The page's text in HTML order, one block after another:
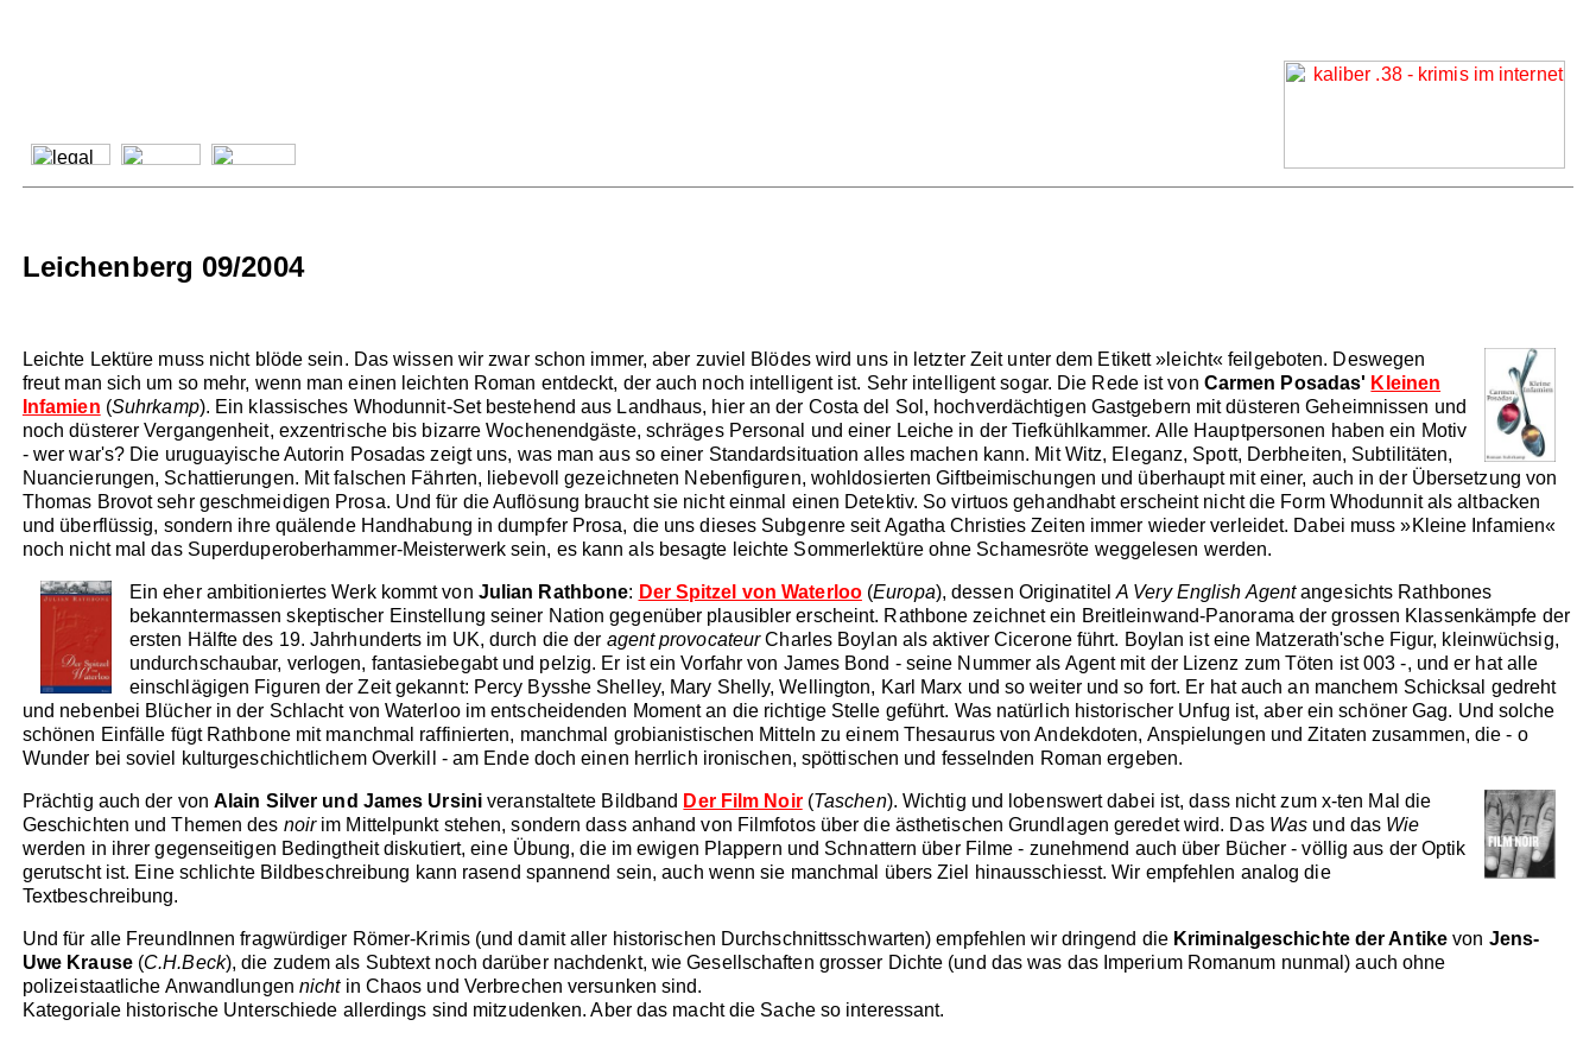
Leichenberg 09/2004
Leichte Lektüre muss nicht blöde sein. Das wissen wir zwar schon immer, aber zuviel Blödes wird uns in letzter Zeit unter dem Etikett »leicht« feilgeboten. Deswegen
freut man sich um so mehr, wenn man einen leichten Roman entdeckt, der auch noch intelligent ist. Sehr intelligent sogar. Die Rede ist von Carmen Posadas' Kleinen
Infamien (Suhrkamp). Ein klassisches Whodunnit-Set bestehend aus Landhaus, hier an der Costa del Sol, hochverdächtigen Gastgebern mit düsteren Geheimnissen und
noch düsterer Vergangenheit, exzentrische bis bizarre Wochenendgäste, schräges Personal und einer Leiche in der Tiefkühlkammer. Alle Hauptpersonen haben ein Motiv
- wer war's? Die uruguayische Autorin Posadas zeigt uns, was man aus so einer Standardsituation alles machen kann. Mit Witz, Eleganz, Spott, Derbheiten, Subtilitäten,
Nuancierungen, Schattierungen. Mit falschen Fährten, liebevoll gezeichneten Nebenfiguren, wohldosierten Giftbeimischungen und überhaupt mit einer, auch in der Übersetzung von
Thomas Brovot sehr geschmeidigen Prosa. Und für die Auflösung braucht sie nicht einmal einen Detektiv. So virtuos gehandhabt erscheint nicht die Form Whodunnit als altbacken
und überflüssig, sondern ihre quälende Handhabung in dumpfer Prosa, die uns dieses Subgenre seit Agatha Christies Zeiten immer wieder verleidet. Dabei muss »Kleine Infamien«
noch nicht mal das Superduperoberhammer-Meisterwerk sein, es kann als besagte leichte Sommerlektüre ohne Schamesröte weggelesen werden.
Ein eher ambitioniertes Werk kommt von Julian Rathbone: Der Spitzel von Waterloo(Europa), dessen OriginatitelA Very English Agentangesichts Rathbones
bekanntermassen skeptischer Einstellung seiner Nation gegenüber plausibler erscheint. Rathbone zeichnet ein Breitleinwand-Panorama der grossen Klassenkämpfe der
ersten Hälfte des 19. Jahrhunderts im UK, durch die der agent provocateurCharles Boylan als aktiver Cicerone führt. Boylan ist eine Matzerath'sche Figur, kleinwüchsig,
undurchschaubar, verlogen, fantasiebegabt und pelzig. Er ist ein Vorfahr von James Bond - seine Nummer als Agent mit der Lizenz zum Töten ist 003 -, und er hat alle
einschlägigen Figuren der Zeit gekannt: Percy Bysshe Shelley, Mary Shelly, Wellington, Karl Marx und so weiter und so fort. Er hat auch an manchem Schicksal gedreht
und nebenbei Blücher in der Schlacht von Waterloo im entscheidenden Moment an die richtige Stelle geführt. Was natürlich historischer Unfug ist, aber ein schöner Gag. Und solche
schönen Einfälle fügt Rathbone mit manchmal raffinierten, manchmal grobianistischen Mitteln zu einem Thesaurus von Andekdoten, Anspielungen und Zitaten zusammen, die - o
Wunder bei soviel kulturgeschichtlichem Overkill - am Ende doch einen herrlich ironischen, spöttischen und fesselnden Roman ergeben.
Prächtig auch der vonAlain Silver und James Ursini veranstaltete Bildband Der Film Noir(Taschen). Wichtig und lobenswert dabei ist, dass nicht zum x-ten Mal die
Geschichten und Themen des noirim Mittelpunkt stehen, sondern dass anhand von Filmfotos über die ästhetischen Grundlagen geredet wird. Das Was und das Wie
werden in ihrer gegenseitigen Bedingtheit diskutiert, eine Übung, die im ewigen Plappern und Schnattern über Filme - zunehmend auch über Bücher - völlig aus der Optik
gerutscht ist. Eine schlichte Bildbeschreibung kann rasend spannend sein, auch wenn sie manchmal übers Ziel hinausschiesst. Wir empfehlen analog die
Textbeschreibung.
Und für alle FreundInnen fragwürdiger Römer-Krimis (und damit aller historischen Durchschnittsschwarten) empfehlen wir dringend die Kriminalgeschichte der Antike von Jens-
Uwe Krause(C.H.Beck), die zudem als Subtext noch darüber nachdenkt, wie Gesellschaften grosser Dichte (und das was das Imperium Romanum nunmal) auch ohne
polizeistaatliche Anwandlungen nichtin Chaos und Verbrechen versunken sind.
Kategoriale historische Unterschiede allerdings sind mitzudenken. Aber das macht die Sache so interessant.